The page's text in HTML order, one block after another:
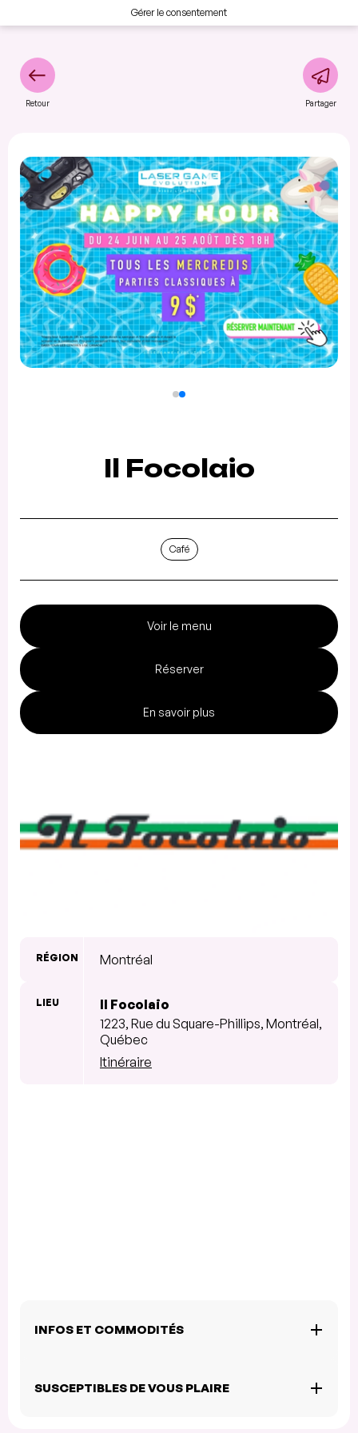
Gérer le consentement
Retour Partager
Il Focolaio
Café
Voir le menu
Réserver
En savoir plus
RÉGION Montréal
LIEU
Il Focolaio
1223, Rue du Square-Phillips, Montréal,
Québec
Itinéraire
INFOS ET COMMODITÉS
SUSCEPTIBLES DE VOUS PLAIRE